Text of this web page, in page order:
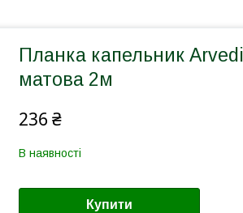
Планка капельник Arvedi
матова 2м
236 ₴
В наявності
Купити